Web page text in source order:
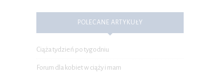
POLECANE ARTYKUŁY
Ciąża tydzień po tygodniu
Forum dla kobiet w ciąży i mam